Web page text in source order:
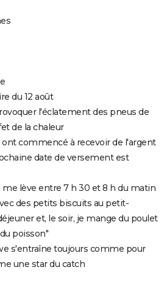
du 12 août
l'éclatement des pneus de
de la chaleur
ont commencé à recevoir de l'argent
date de versement est
me lève entre 7 h 30 et 8 h du matin
des petits biscuits au petit-
et, le soir, je mange du poulet
poisson"
s'entraîne toujours comme pour
une star du catch